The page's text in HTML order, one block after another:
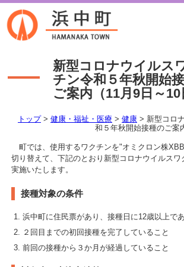
新型コロナウイルス
チン令和５年秋開始
ご案内（11月9日～10
トップ> 健康・福祉・医療 > 健康 > 新型コロ
和５年秋開始接種のご案
町では、使用するワクチンを"オミクロン株
切り替えて、下記のとおり新型コロナウイルスワ
実施いたします。
接種対象の条件
浜中町に住民票があり、接種日に12歳以上で
２回目までの初回接種を完了していること
前回の接種から３か月が経過していること